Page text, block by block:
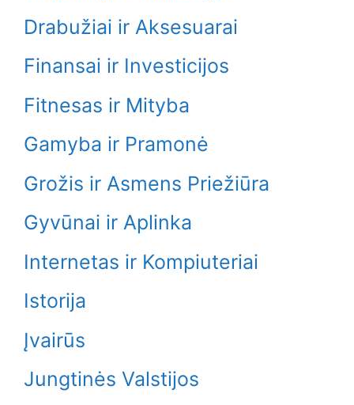
Drabužiai ir Aksesuarai
Finansai ir Investicijos
Fitnesas ir Mityba
Gamyba ir Pramonė
Grožis ir Asmens Priežiūra
Gyvūnai ir Aplinka
Internetas ir Kompiuteriai
Istorija
Įvairūs
Jungtinės Valstijos